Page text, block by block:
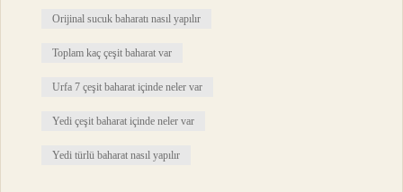
Orijinal sucuk baharatı nasıl yapılır
Toplam kaç çeşit baharat var
Urfa 7 çeşit baharat içinde neler var
Yedi çeşit baharat içinde neler var
Yedi türlü baharat nasıl yapılır